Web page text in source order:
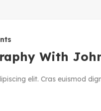
With
elit. Cras euismod